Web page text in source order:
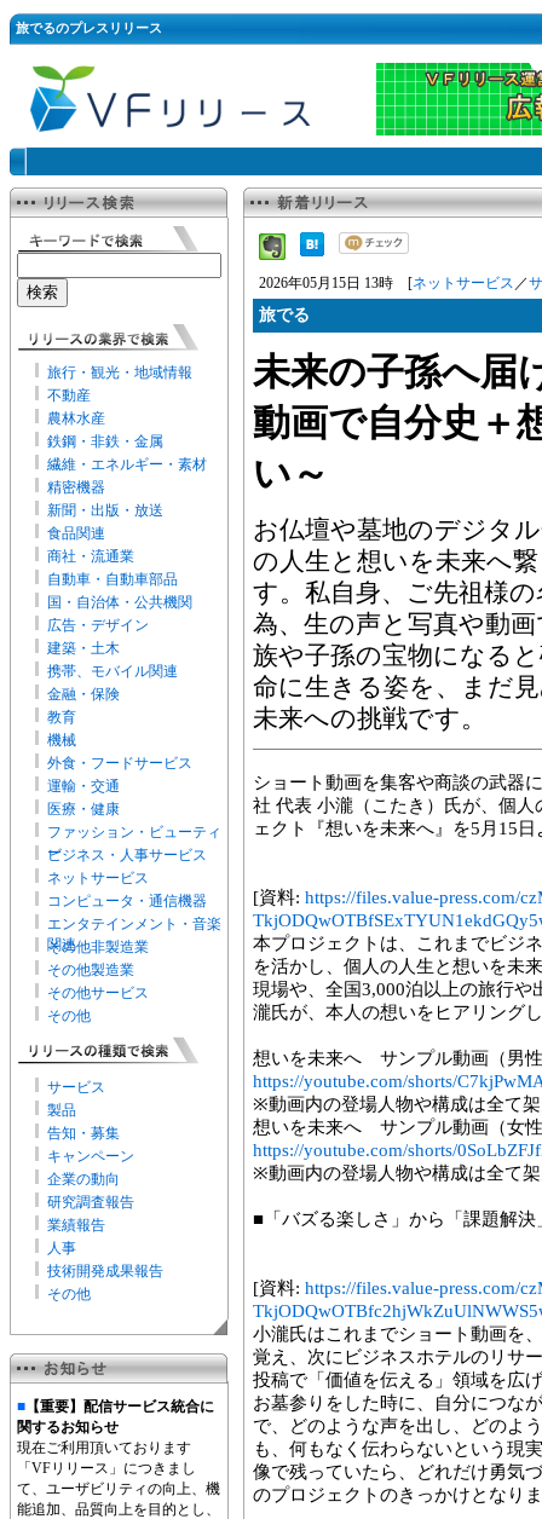
旅でるのプレスリリース
旅行・観光・地域情報
不動産
農林水産
鉄鋼・非鉄・金属
繊維・エネルギー・素材
精密機器
新聞・出版・放送
食品関連
商社・流通業
自動車・自動車部品
国・自治体・公共機関
広告・デザイン
建築・土木
携帯、モバイル関連
金融・保険
教育
機械
外食・フードサービス
運輸・交通
医療・健康
ファッション・ビューティ
ー
ビジネス・人事サービス
ネットサービス
コンピュータ・通信機器
エンタテインメント・音楽
関連
その他非製造業
その他製造業
その他サービス
その他
サービス
製品
告知・募集
キャンペーン
企業の動向
研究調査報告
業績報告
人事
技術開発成果報告
その他
■ 【重要】配信サービス統合に
関するお知らせ
現在ご利用頂いております
「VFリリース」につきまし
て、ユーザビリティの向上、機
能追加、品質向上を目的とし、
2026年05月15日 13時 [ネットサービス ／
旅でる
未来の子孫へ届
動画で自分史＋
い～
お仏壇や墓地のデジタ
の人生と想いを未来へ
す。私自身、ご先祖様
為、生の声と写真や動
族や子孫の宝物になる
命に生きる姿を、まだ
未来への挑戦です。
ショート動画を集客や商談の武器
社 代表 小瀧（こたき）氏が、個
ェクト『想いを未来へ』を5月15
[資料: https://files.value-press.com/
本プロジェクトは、これまでビジ
を活かし、個人の人生と想いを未
現場や、全国3,000泊以上の旅行
瀧氏が、本人の想いをヒアリング
想いを未来へ サンプル動画（男
https://youtube.com/shorts/
※動画内の登場人物や構成は全て
想いを未来へ サンプル動画（女
https://youtube.com/shorts/
※動画内の登場人物や構成は全て
■「バズる楽しさ」から「課題解
[資料: https://files.value-press.com/
小瀧氏はこれまでショート動画を
覚え、次にビジネスホテルのリサ
投稿で「価値を伝える」領域を広
お墓参りをした時に、自分につな
で、どのような声を出し、どのよ
も、何もなく伝わらないという現
像で残っていたら、どれだけ勇気
のプロジェクトのきっかけとなり